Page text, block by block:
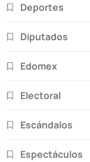
Deportes
Diputados
Edomex
Electoral
Escándalos
Espectáculos